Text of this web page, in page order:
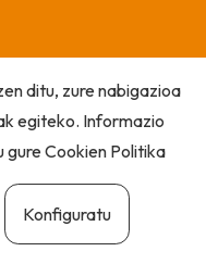
ditu, zure nabigazioa
egiteko. Informazio
gureCookien Politika
Konfiguratu